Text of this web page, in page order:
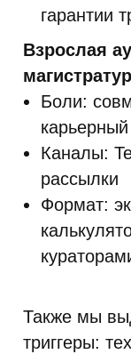
гарантии
Взрослая
Боли:
Каналы:
рассылки
Формат:
Также мы
триггеры: